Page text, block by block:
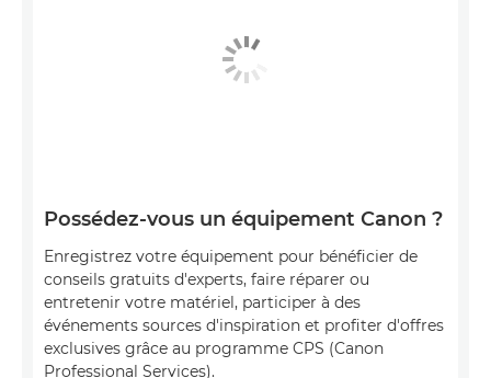
Possédez-vous un équipement Canon ?
Enregistrez votre équipement pour bénéficier de
conseils gratuits d'experts, faire réparer ou
entretenir votre matériel, participer à des
événements sources d'inspiration et profiter d'offres
exclusives grâce au programme CPS (Canon
Professional Services).